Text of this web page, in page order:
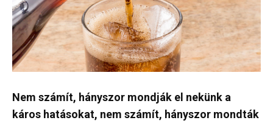
Nem számít, hányszor mondják el nekünk a
káros hatásokat, nem számít, hányszor mondták